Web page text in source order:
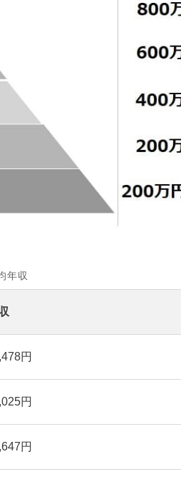
年収
円
円
円